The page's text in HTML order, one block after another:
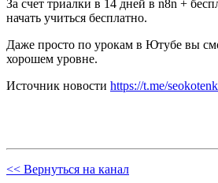
За счет триалки в 14 дней в n8n +
начать учиться бесплатно.
Даже просто по урокам в Ютубе вы
хорошем уровне.
Источник новости https://t.me/
<< Вернуться на канал